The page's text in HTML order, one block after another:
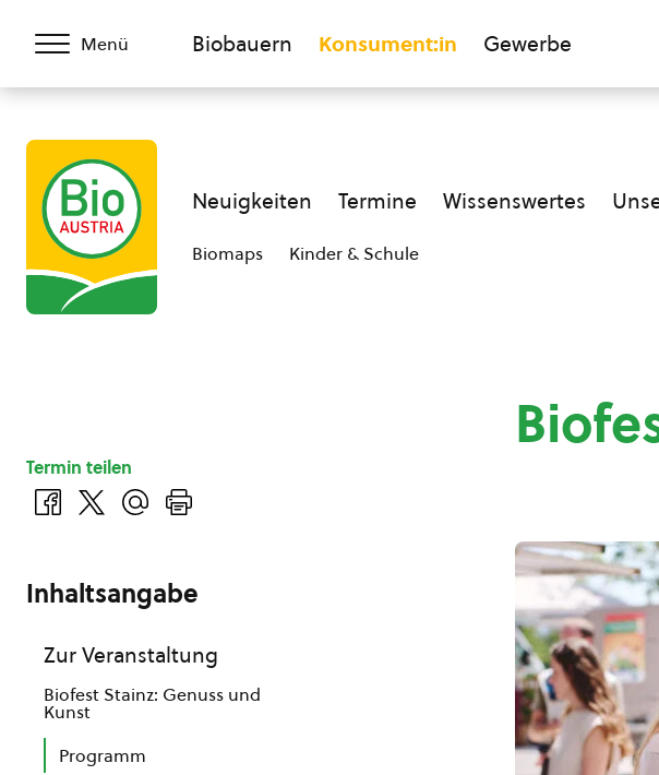
Menü Biobauern Konsument:in Gewerbe
Neuigkeiten Termine Wissenswertes
Biomaps Kinder & Schule
Termin teilen
Inhaltsangabe
Zur Veranstaltung
Biofest Stainz: Genuss und
Kunst
Programm